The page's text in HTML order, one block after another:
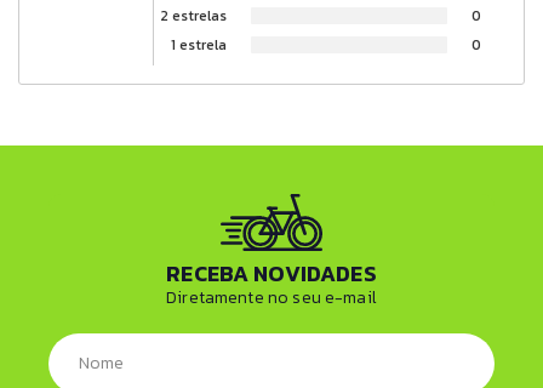
2 estrelas
0
1 estrela
0
RECEBA NOVIDADES
Diretamente no seu e-mail